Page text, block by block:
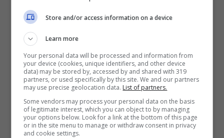
all’acqua e l’olio
di oliva. Impasta a mano per qualche
minuto.
Aggiungi il pizzico disalefino, poi
impasta nuovamente fino a ottenere
un panetto liscio.
Dividi l’impasto in due pallinee
mettile da parte.
Store and/or access information on a device
Learn more
Your personal data will be processed and information from
your device (cookies, unique identifiers, and other device
data) may be stored by, accessed by and shared with 319
partners, or used specifically by this site. We and our partners
may use precise geolocation data. List of partners.
Some vendors may process your personal data on the basis
of legitimate interest, which you can object to by managing
your options below. Look for a link at the bottom of this page
or in the site menu to manage or withdraw consent in privacy
and cookie settings.